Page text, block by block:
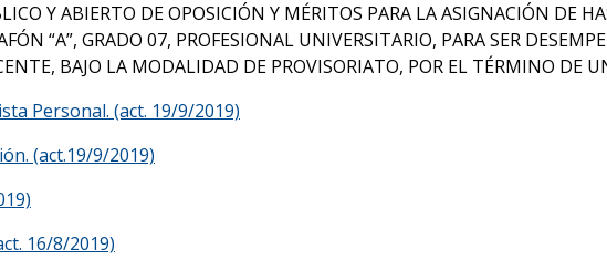
Y ABIERTO DE OPOSICIÓN Y MÉRITOS PARA LA ASIGNACIÓN DE
“A”, GRADO 07, PROFESIONAL UNIVERSITARIO, PARA SER
BAJO LA MODALIDAD DE PROVISORIATO, POR EL TÉRMINO DE
Personal. (act. 19/9/2019)
(act.19/9/2019)
16/8/2019)